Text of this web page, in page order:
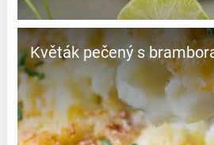
Květák pečený s